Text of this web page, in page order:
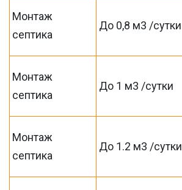
Монтаж
септика
До 0,8 м3 /сутки
Монтаж
септика
До 1 м3 /сутки
Монтаж
септика
До 1.2 м3 /сутки